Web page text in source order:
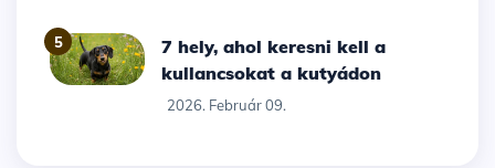
5
7 hely, ahol keresni kell a
kullancsokat a kutyádon
2026. Február 09.